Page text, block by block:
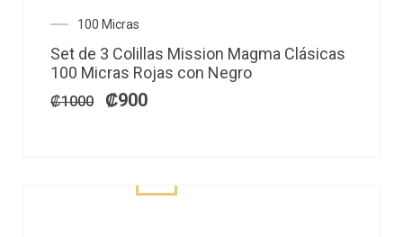
100 Micras
Set de 3 Colillas Mission Magma Clásicas
100 Micras Rojas con Negro
₡1000
El
precio
original
era:
₡1000.
₡900
precio
actual
es:
₡900.